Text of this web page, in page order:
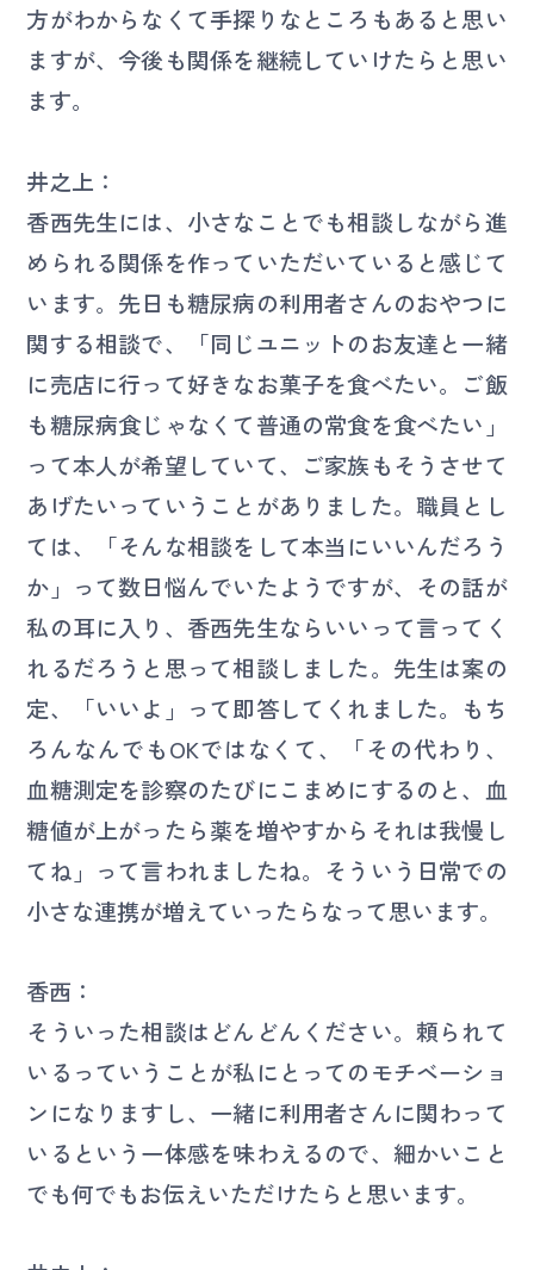
方がわからなくて手探りなところもあると思い
ますが、今後も関係を継続していけたらと思い
ます。
井之上：
香西先生には、小さなことでも相談しながら進
められる関係を作っていただいていると感じて
います。先日も糖尿病の利用者さんのおやつに
関する相談で、「同じユニットのお友達と一緒
に売店に行って好きなお菓子を食べたい。ご飯
も糖尿病食じゃなくて普通の常食を食べたい」
って本人が希望していて、ご家族もそうさせて
あげたいっていうことがありました。職員とし
ては、「そんな相談をして本当にいいんだろう
か」って数日悩んでいたようですが、その話が
私の耳に入り、香西先生ならいいって言ってく
れるだろうと思って相談しました。先生は案の
定、「いいよ」って即答してくれました。もち
ろんなんでもOKではなくて、「その代わり、
血糖測定を診察のたびにこまめにするのと、血
糖値が上がったら薬を増やすからそれは我慢し
てね」って言われましたね。そういう日常での
小さな連携が増えていったらなって思います。
香西：
そういった相談はどんどんください。頼られて
いるっていうことが私にとってのモチベーショ
ンになりますし、一緒に利用者さんに関わって
いるという一体感を味わえるので、細かいこと
でも何でもお伝えいただけたらと思います。